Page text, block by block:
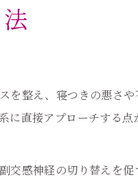
ルモンバランスに与える
モンへの耳つぼケア効
善しホルモン安定を目
つぼ活用のコツ
身の緊張をほぐすテクニ
整え、寝つきの悪さ
直接アプローチする
感神経の切り替えを